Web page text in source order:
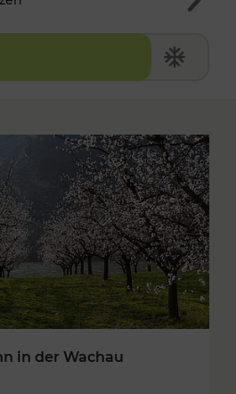
in der Wachau